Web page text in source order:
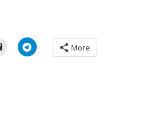
More